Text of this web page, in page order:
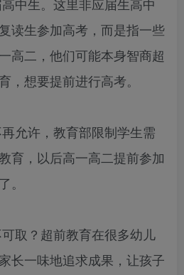
读生参加高考，而是指一些
高二，他们可能本身智商超
，想要提前进行高考。
许，教育部限制学生需
育，以后高一高二提前参加
？超前教育在很多幼儿
长一味地追求成果，让孩子